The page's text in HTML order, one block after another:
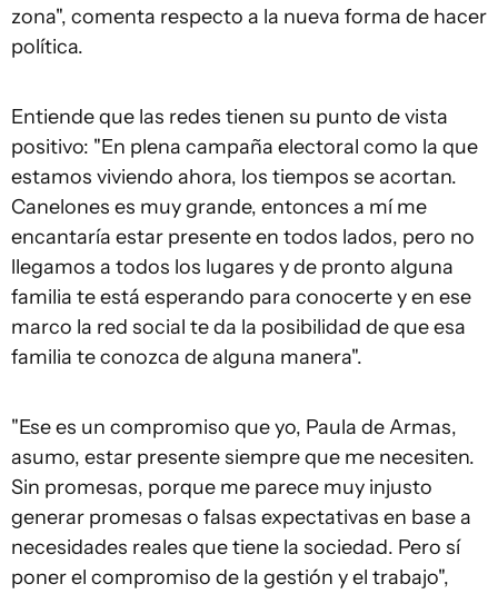
zona", comenta respecto a la nueva forma de hacer
política.
Entiende que las redes tienen su punto de vista
positivo: "En plena campaña electoral como la que
estamos viviendo ahora, los tiempos se acortan.
Canelones es muy grande, entonces a mí me
encantaría estar presente en todos lados, pero no
llegamos a todos los lugares y de pronto alguna
familia te está esperando para conocerte y en ese
marco la red social te da la posibilidad de que esa
familia te conozca de alguna manera".
"Ese es un compromiso que yo, Paula de Armas,
asumo, estar presente siempre que me necesiten.
Sin promesas, porque me parece muy injusto
generar promesas o falsas expectativas en base a
necesidades reales que tiene la sociedad. Pero sí
poner el compromiso de la gestión y el trabajo",